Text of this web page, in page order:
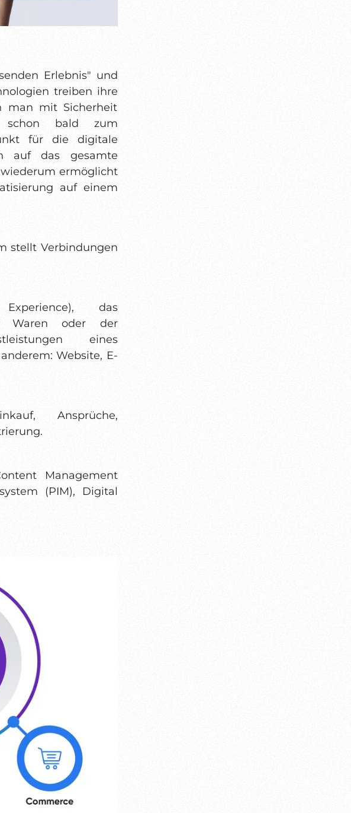
Erlebnis" und
treiben ihre
man mit Sicherheit
schon bald zum
für die digitale
auf das gesamte
ermöglicht
auf einem
stellt Verbindungen
Experience), das
Waren oder der
eines
Website, E-
Ansprüche,
Management
(PIM), Digital